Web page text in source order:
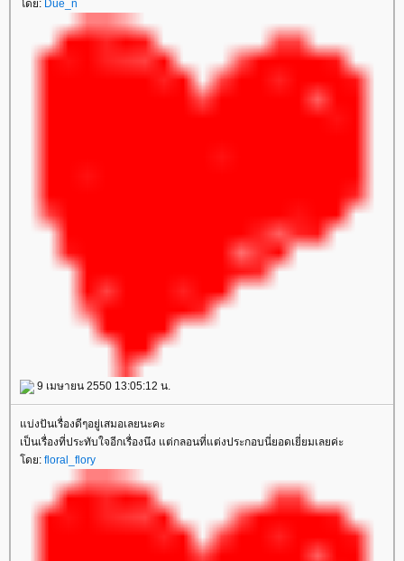
ดย: Due_n
9 เมษายน 2550 13:05:12 น.
บ่งปันเรื่องดีๆอยู่เสมอเลยนะคะ
เป็นเรื่องที่ประทับใจอีกเรื่องนึง แต่กลอนที่แต่งประกอบนี่ยอดเยี่ยมเลยค่ะ
ดย: floral_flory